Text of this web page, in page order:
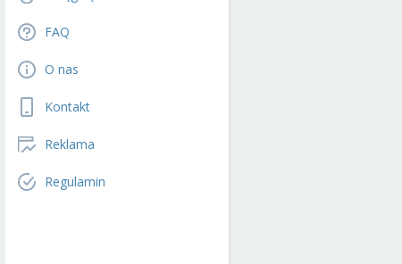
FAQ
O nas
Kontakt
Reklama
Regulamin